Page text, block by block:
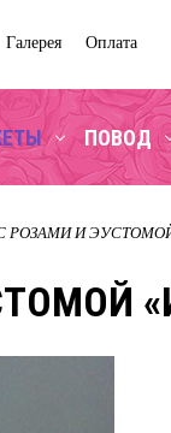
Галерея Оплата
ПОВОД
РОЗАМИ И